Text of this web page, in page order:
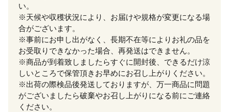
い。
※天候や収穫状況により、お届けや規格が変更になる場
合がございます。
※事前にお申し出がなく、長期不在等によりお礼の品を
お受取りできなかった場合、再発送はできません。
※商品が到着致しましたらすぐに開封後、できるだけ涼
しいところで保管頂きお早めにお召し上がりください。
※出荷の際検品後発送しておりますが、万一商品に問題
がございましたら破棄やお召し上がりになる前にご連絡
ください。